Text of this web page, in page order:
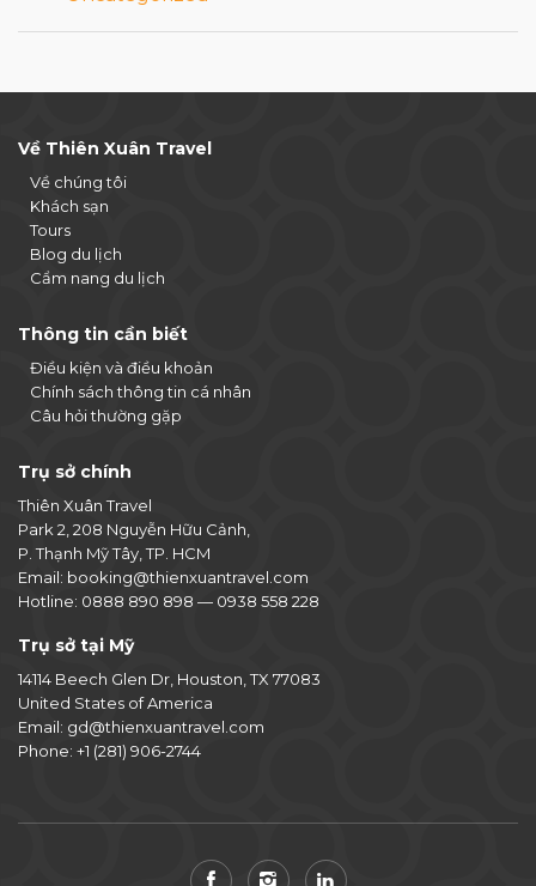
Về Thiên Xuân Travel
Về chúng tôi
Khách sạn
Tours
Blog du lịch
Cẩm nang du lịch
Thông tin cần biết
Điều kiện và điều khoản
Chính sách thông tin cá nhân
Câu hỏi thường gặp
Trụ sở chính
Thiên Xuân Travel
Park 2, 208 Nguyễn Hữu Cảnh,
P. Thạnh Mỹ Tây, TP. HCM
Email: booking@thienxuantravel.com
Hotline: 0888 890 898 — 0938 558 228
Trụ sở tại Mỹ
14114 Beech Glen Dr, Houston, TX 77083
United States of America
Email: gd@thienxuantravel.com
Phone: +1 (281) 906-2744